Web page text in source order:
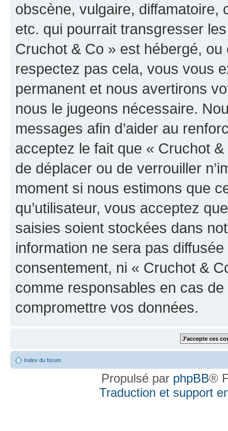
obscène, vulgaire, diffamatoire,
etc. qui pourrait transgresser
Cruchot & Co » est hébergé,
respectez pas cela, vous vous
permanent et nous avertirons
nous le jugeons nécessaire.
messages afin d’aider au
acceptez le fait que « Cruchot
de déplacer ou de verrouiller
moment si nous estimons que
qu’utilisateur, vous acceptez
saisies soient stockées dans
information ne sera pas
consentement, ni « Cruchot &
comme responsables en cas
compromettre vos données.
Index du forum
Propulsé par phpBB®
Traduction et support